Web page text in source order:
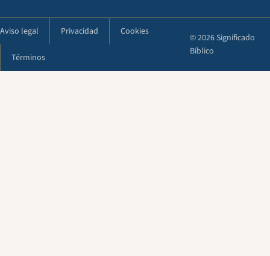
Aviso legal Privacidad Cookies
Términos
© 2026 Significado
Bíblico